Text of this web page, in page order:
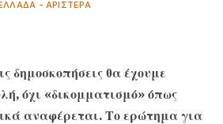
- ΑΡΙΣΤΕΡΆ
δημοσκοπήσεις θα έχουμε
όχι «δικομματισμό» όπως
αναφέρεται. Το ερώτημα για